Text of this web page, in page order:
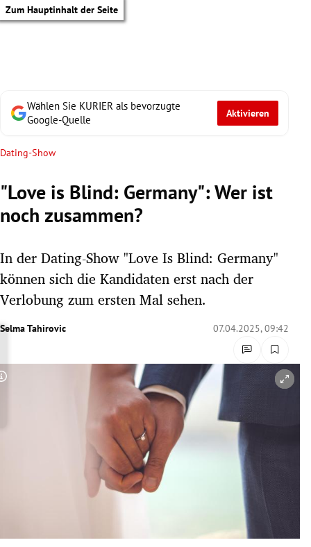
Zum Hauptinhalt der Seite
Untermenü
Untermenü
Wählen Sie KURIER als bevorzugte
Google-Quelle
Aktivieren
Dating-Show
"Love is Blind: Germany": Wer ist
noch zusammen?
In der Dating-Show "Love Is Blind: Germany"
können sich die Kandidaten erst nach der
Verlobung zum ersten Mal sehen.
Selma Tahirovic 07.04.2025, 09:42
Copyright-Hinweis öffnen/schließen